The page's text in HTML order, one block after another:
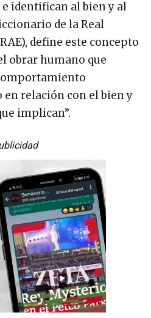
identifican al bien y al
de la Real
define este concepto
obrar humano que
relación con el bien y
implican”.